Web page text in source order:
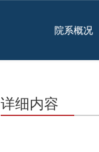
院系概况
详细内容